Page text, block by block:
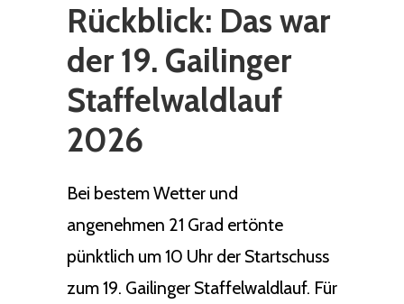
Rückblick: Das war
der 19. Gailinger
Staffelwaldlauf
2026
Bei bestem Wetter und
angenehmen 21 Grad ertönte
pünktlich um 10 Uhr der Startschuss
zum 19. Gailinger Staffelwaldlauf. Für